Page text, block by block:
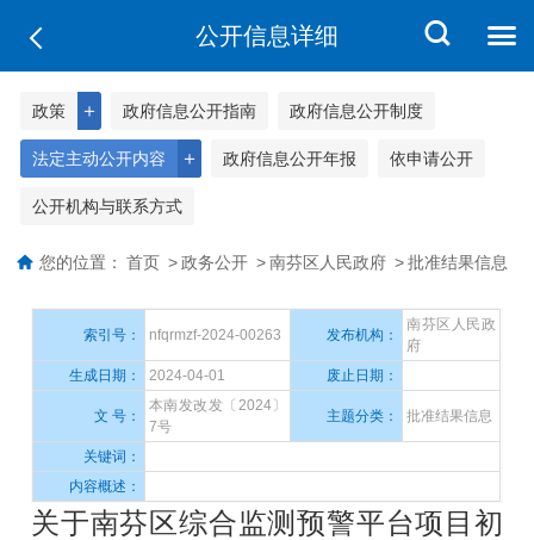
公开信息详细
＋
政策 政府信息公开指南 政府信息公开制度
＋
法定主动公开内容 政府信息公开年报 依申请公开
公开机构与联系方式
您的位置： 首页 > 政务公开 > 南芬区人民政府 > 批准结果信息
索引号： nfqrmzf-2024-00263 发布机构：
南芬区人民政
府
生成日期：
2024-04-01 废止日期：
文 号：
本南发改发〔2024〕
7号
主题分类： 批准结果信息
关键词：
内容概述：
关于南芬区综合监测预警平台项目初